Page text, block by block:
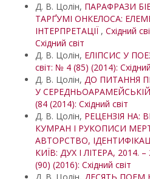
Д. В. Цолін, ПАРАФРАЗИ
ТАРҐУМІ ОНКЕЛОСА:
ІНТЕРПРЕТАЦІЇ , Східний
Східний світ
Д. В. Цолін, ЕЛІПСИС У
світ: № 4 (85) (2014):
Д. В. Цолін, ДО ПИТАННЯ
У
(84 (2014): Східний світ
Д. В. Цолін, РЕЦЕНЗІЯ НА:
КУМРАН І РУКОПИСИ
АВТОРСТВО,
КИЇВ: ДУХ І ЛІТЕРА, 2014. –
(90) (2016): Східний світ